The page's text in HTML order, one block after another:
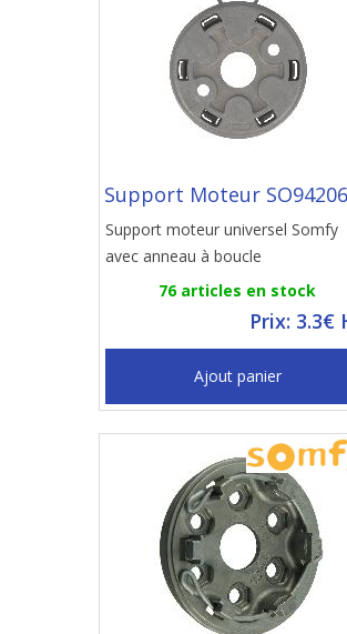
Support Moteur
Support moteur universel Somfy
avec anneau à boucle
76 articles en stock
Prix: 3.3€
Ajout panier